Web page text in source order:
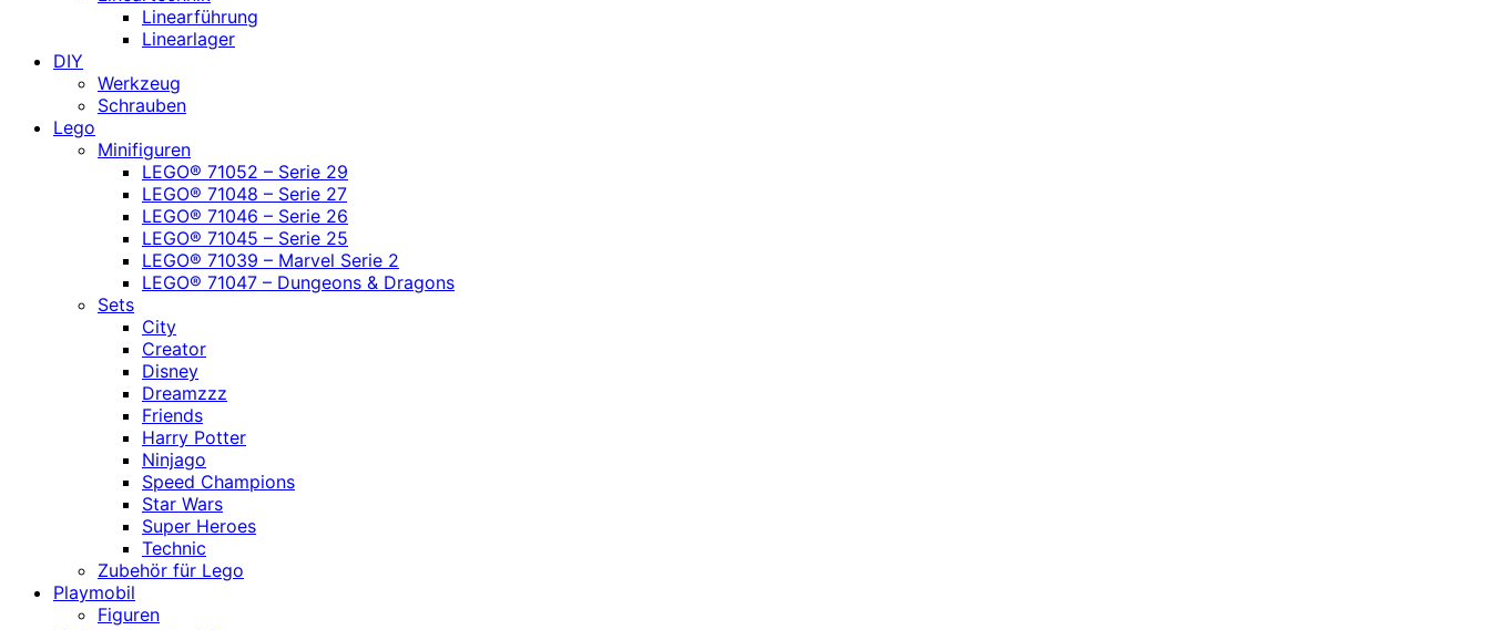
Linearführung
Linearlager
DIY
Werkzeug
Schrauben
Lego
Minifiguren
LEGO® 71052 – Serie 29
LEGO® 71048 – Serie 27
LEGO® 71046 – Serie 26
LEGO® 71045 – Serie 25
LEGO® 71039 – Marvel Serie 2
LEGO® 71047 – Dungeons & Dragons
Sets
City
Creator
Disney
Dreamzzz
Friends
Harry Potter
Ninjago
Speed Champions
Star Wars
Super Heroes
Technic
Zubehör für Lego
Playmobil
Figuren